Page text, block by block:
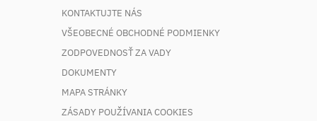
KONTAKTUJTE NÁS
VŠEOBECNÉ OBCHODNÉ PODMIENKY
ZODPOVEDNOSŤ ZA VADY
DOKUMENTY
MAPA STRÁNKY
ZÁSADY POUŽÍVANIA COOKIES